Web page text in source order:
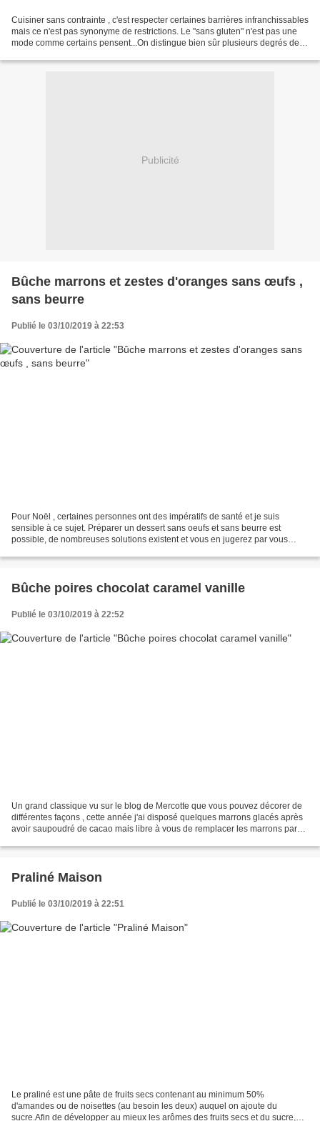
Cuisiner sans contrainte , c'est respecter certaines barrières infranchissables
mais ce n'est pas synonyme de restrictions. Le "sans gluten" n'est pas une
mode comme certains pensent...On distingue bien sûr plusieurs degrés de
Publicité
Bûche marrons et zestes d'oranges sans œufs ,
sans beurre
Publié le 03/10/2019 à 22:53
Pour Noël , certaines personnes ont des impératifs de santé et je suis
sensible à ce sujet. Préparer un dessert sans oeufs et sans beurre est
possible, de nombreuses solutions existent et vous en jugerez par vous
Bûche poires chocolat caramel vanille
Publié le 03/10/2019 à 22:52
Un grand classique vu sur le blog de Mercotte que vous pouvez décorer de
différentes façons , cette année j'ai disposé quelques marrons glacés après
avoir saupoudré de cacao mais libre à vous de remplacer les marrons par
Praliné Maison
Publié le 03/10/2019 à 22:51
Le praliné est une pâte de fruits secs contenant au minimum 50%
d'amandes ou de noisettes (au besoin les deux) auquel on ajoute du
sucre.Afin de développer au mieux les arômes des fruits secs et du sucre,on